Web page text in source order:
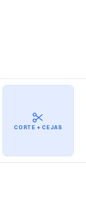
CORTE + CEJAS